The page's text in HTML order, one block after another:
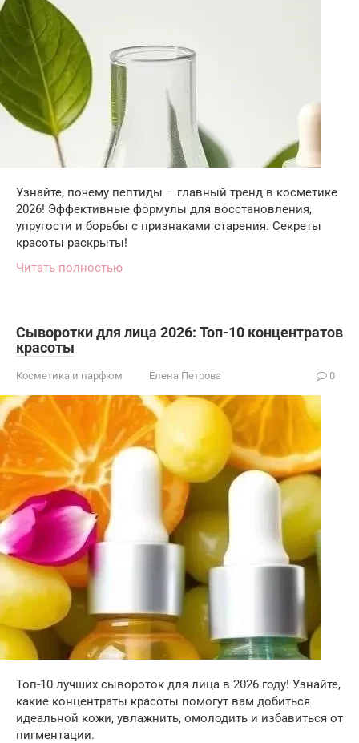
Узнайте, почему пептиды – главный тренд в косметике
2026! Эффективные формулы для восстановления,
упругости и борьбы с признаками старения. Секреты
красоты раскрыты!
Читать полностью
Сыворотки для лица 2026: Топ-10 концентратов
красоты
Косметика и парфюм Елена Петрова 0
Топ-10 лучших сывороток для лица в 2026 году! Узнайте,
какие концентраты красоты помогут вам добиться
идеальной кожи, увлажнить, омолодить и избавиться от
пигментации.